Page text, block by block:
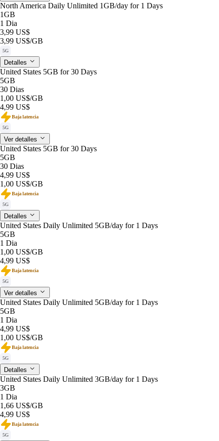
North America Daily Unlimited 1GB/day for 1 Days
1GB
1 Dia
3,99 US$
3,99 US$/GB
5G
Detalles
United States 5GB for 30 Days
5GB
30 Dias
1,00 US$/GB
4,99 US$
Baja latencia
5G
Ver detalles
United States 5GB for 30 Days
5GB
30 Dias
4,99 US$
1,00 US$/GB
Baja latencia
5G
Detalles
United States Daily Unlimited 5GB/day for 1 Days
5GB
1 Dia
1,00 US$/GB
4,99 US$
Baja latencia
5G
Ver detalles
United States Daily Unlimited 5GB/day for 1 Days
5GB
1 Dia
4,99 US$
1,00 US$/GB
Baja latencia
5G
Detalles
United States Daily Unlimited 3GB/day for 1 Days
3GB
1 Dia
1,66 US$/GB
4,99 US$
Baja latencia
5G